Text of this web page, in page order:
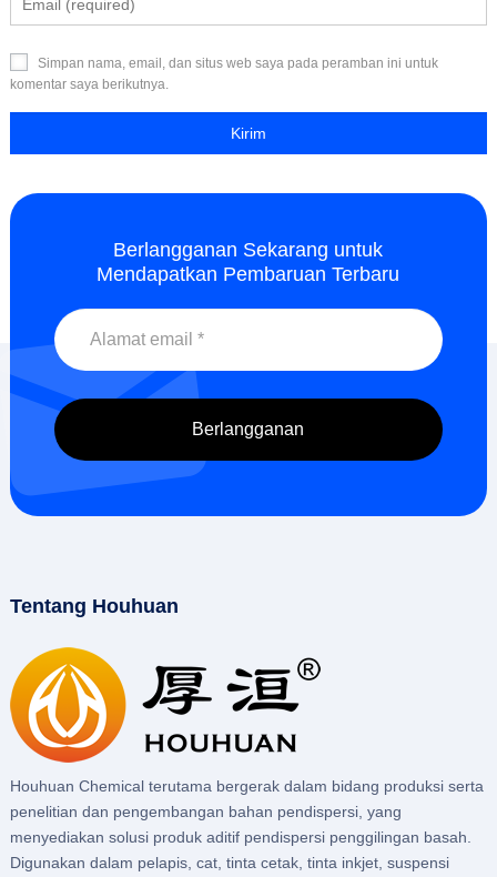
Simpan nama, email, dan situs web saya pada peramban ini untuk
komentar saya berikutnya.
Berlangganan Sekarang untuk
Mendapatkan Pembaruan Terbaru
Tentang Houhuan
Houhuan Chemical terutama bergerak dalam bidang produksi serta
penelitian dan pengembangan bahan pendispersi, yang
menyediakan solusi produk aditif pendispersi penggilingan basah.
Digunakan dalam pelapis, cat, tinta cetak, tinta inkjet, suspensi